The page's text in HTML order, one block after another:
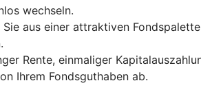
wechseln.
aus einer attraktiven
Rente, einmaliger
Ihrem Fondsguthaben ab.